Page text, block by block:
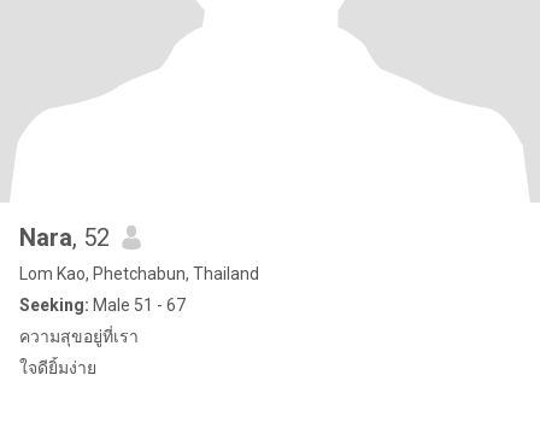
Nara, 52
Lom Kao, Phetchabun, Thailand
Seeking: Male 51 - 67
ความสุขอยู่ที่เรา
ใจดียิ้มง่าย